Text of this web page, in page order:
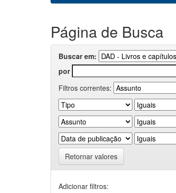
Página de Busca
Buscar em:
por
Filtros correntes:
Retornar valores
Adicionar filtros: